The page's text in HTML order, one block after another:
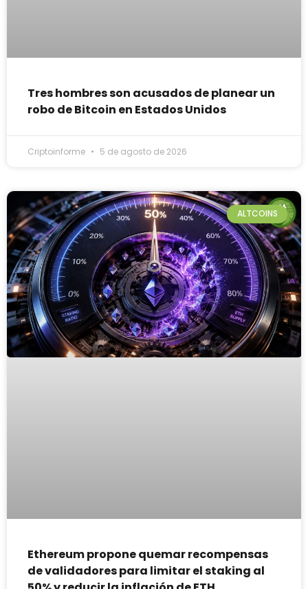
Tres hombres son acusados de planear un
robo de Bitcoin en Estados Unidos
Criptoinforme 5 de agosto de 2026
ALTCOINS
Ethereum propone quemar recompensas
de validadores para limitar el staking al